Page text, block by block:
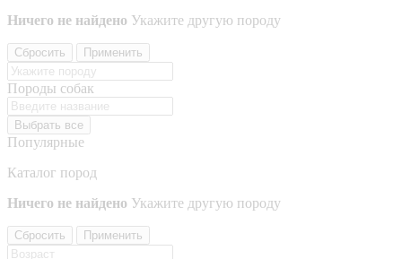
Ничего не найдено Укажите другую породу
Сбросить Применить
Породы собак
Выбрать все
Популярные
Каталог пород
Ничего не найдено Укажите другую породу
Сбросить Применить